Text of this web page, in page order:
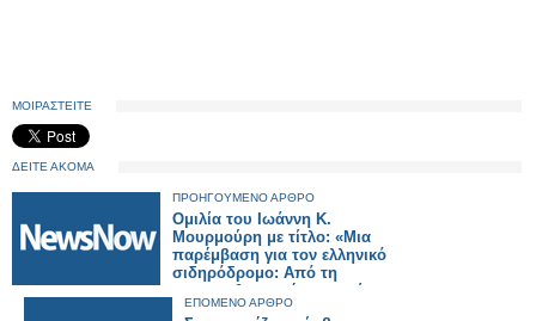
ΜΟΙΡΑΣΤΕΙΤΕ
ΔΕΙΤΕ ΑΚΟΜΑ
ΠΡΟΗΓΟΥΜΕΝΟ ΑΡΘΡΟ
Ομιλία του Ιωάννη Κ.
Μουρμούρη με τίτλο: «Μια
παρέμβαση για τον ελληνικό
σιδηρόδρομο: Από τη
μεταρρυθμιστική αμηχανία
στη θεσμική καινοτομία».
ΕΠΟΜΕΝΟ ΑΡΘΡΟ